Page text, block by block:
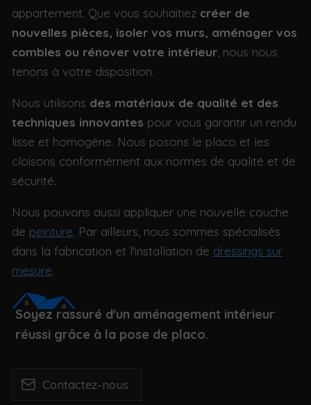
appartement. Que vous souhaitiez créer de
nouvelles pièces, isoler vos murs, aménager vos
combles ou rénover votre intérieur , nous nous
tenons à votre disposition.
Nous utilisons des matériaux de qualité et des
techniques innovantes pour vous garantir un rendu
lisse et homogène. Nous posons le placo et les
cloisons conformément aux normes de qualité et de
sécurité.
Nous pouvons aussi appliquer une nouvelle couche
de peinture. Par ailleurs, nous sommes spécialisés
dans la fabrication et l'installation de dressings sur
mesure.
Soyez rassuré d'un aménagement intérieur
réussi grâce à la pose de placo.
Contactez-nous